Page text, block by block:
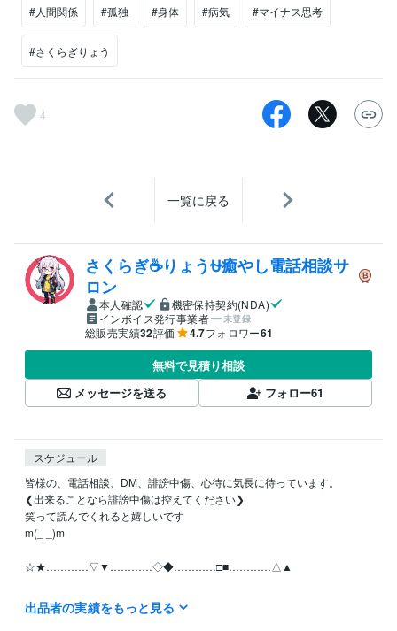
#人間関係 #孤独 #身体 #病気 #マイナス思考
#さくらぎりょう
4
一覧に戻る
さくらぎ☕りょう⛎癒やし電話相談サ
ロン
本人確認
機密保持契約(NDA)
インボイス発行事業者
未登録
総販売実績32評価 4.7フォロワー61
無料で見積り相談
メッセージを送る
フォロー61
スケジュール
皆様の、電話相談、DM、誹謗中傷、心待に気長に待っています。
❮出来ることなら誹謗中傷は控えてください❯
笑って読んでくれると嬉しいです
m(_ _)m
☆★…………▽▼…………◇◆…………□■…………△▲
月曜日~日曜日の全ての日にちの待機中の時はご利用可能です。
お休みさせていただくときは受付休止にします。！Σ(×_×;)!
出品者の実績をもっと見る